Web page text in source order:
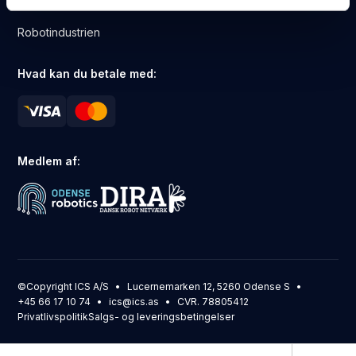
Robotindustrien
Hvad kan du betale med:
Medlem af:
©Copyright ICS A/S
Lucernemarken 12, 5260 Odense S
+45 66 17 10 74
ics@ics.as
CVR. 78805412
PrivatlivspolitikSalgs- og leveringsbetingelser